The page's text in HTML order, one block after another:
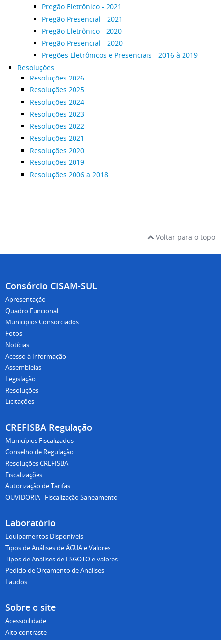
Pregão Eletrônico - 2021
Pregão Presencial - 2021
Pregão Eletrônico - 2020
Pregão Presencial - 2020
Pregões Eletrônicos e Presenciais - 2016 à 2019
Resoluções
Resoluções 2026
Resoluções 2025
Resoluções 2024
Resoluções 2023
Resoluções 2022
Resoluções 2021
Resoluções 2020
Resoluções 2019
Resoluções 2006 a 2018
Voltar para o topo
Consórcio CISAM-SUL
Apresentação
Quadro Funcional
Municípios Consorciados
Fotos
Notícias
Acesso à Informação
Assembleias
Legislação
Resoluções
Licitações
CREFISBA Regulação
Municípios Fiscalizados
Conselho de Regulação
Resoluções CREFISBA
Fiscalizações
Autorização de Tarifas
OUVIDORIA - Fiscalização Saneamento
Laboratório
Equipamentos Disponíveis
Tipos de Análises de ÁGUA e Valores
Tipos de Análises de ESGOTO e valores
Pedido de Orçamento de Análises
Laudos
Sobre o site
Acessibilidade
Alto contraste